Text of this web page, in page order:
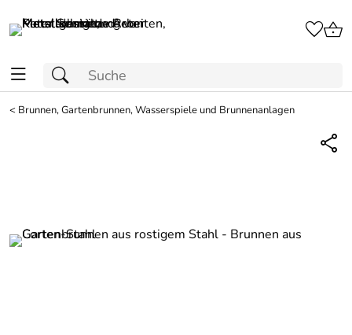
< Brunnen, Gartenbrunnen, Wasserspiele und Brunnenanlagen